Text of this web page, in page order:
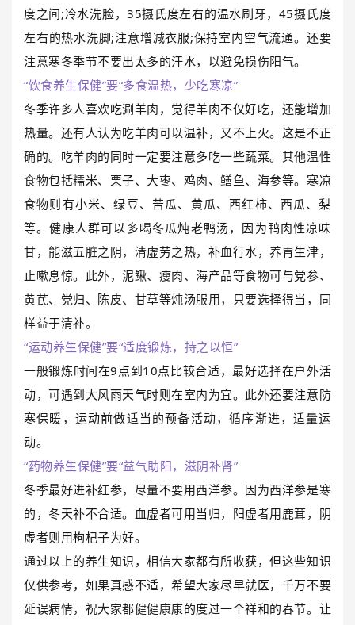
度之间;冷水洗脸，35摄氏度左右的温水刷牙，45摄氏度
左右的热水洗脚;注意增减衣服;保持室内空气流通。还要
注意寒冬季节不要出太多的汗水，以避免损伤阳气。
“饮食养生保健”要“多食温热，少吃寒凉”
冬季许多人喜欢吃涮羊肉，觉得羊肉不仅好吃，还能增加
热量。还有人认为吃羊肉可以温补，又不上火。这是不正
确的。吃羊肉的同时一定要注意多吃一些蔬菜。其他温性
食物包括糯米、栗子、大枣、鸡肉、鳝鱼、海参等。寒凉
食物则有小米、绿豆、苦瓜、黄瓜、西红柿、西瓜、梨
等。健康人群可以多喝冬瓜炖老鸭汤，因为鸭肉性凉味
甘，能滋五脏之阴，清虚劳之热，补血行水，养胃生津，
止嗽息惊。此外，泥鳅、瘦肉、海产品等食物可与党参、
黄芪、党归、陈皮、甘草等炖汤服用，只要选择得当，同
样益于清补。
“运动养生保健”要“适度锻炼，持之以恒”
一般锻炼时间在9点到10点比较合适，最好选择在户外活
动，可遇到大风雨天气时则在室内为宜。此外还要注意防
寒保暖，运动前做适当的预备活动，循序渐进，适量运
动。
“药物养生保健”要“益气助阳，滋阴补肾”
冬季最好进补红参，尽量不要用西洋参。因为西洋参是寒
的，冬天补不合适。血虚者可用当归，阳虚者用鹿茸，阴
虚者则用枸杞子为好。
通过以上的养生知识，相信大家都有所收获，但这些知识
仅供参考，如果真感不适，希望大家尽早就医，千万不要
延误病情，祝大家都健健康康的度过一个祥和的春节。让